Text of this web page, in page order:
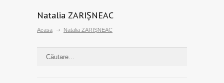
Natalia ZARIȘNEAC
Acasa Natalia ZARIȘNEAC